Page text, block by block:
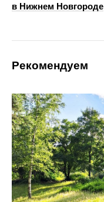
в Нижнем Новгороде
Рекомендуем